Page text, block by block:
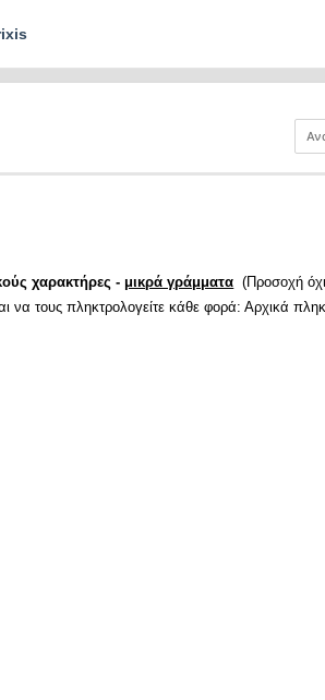
χαρακτήρες - μικρά γράμματα (Προσοχή
τους πληκτρολογείτε κάθε φορά: Αρχικά